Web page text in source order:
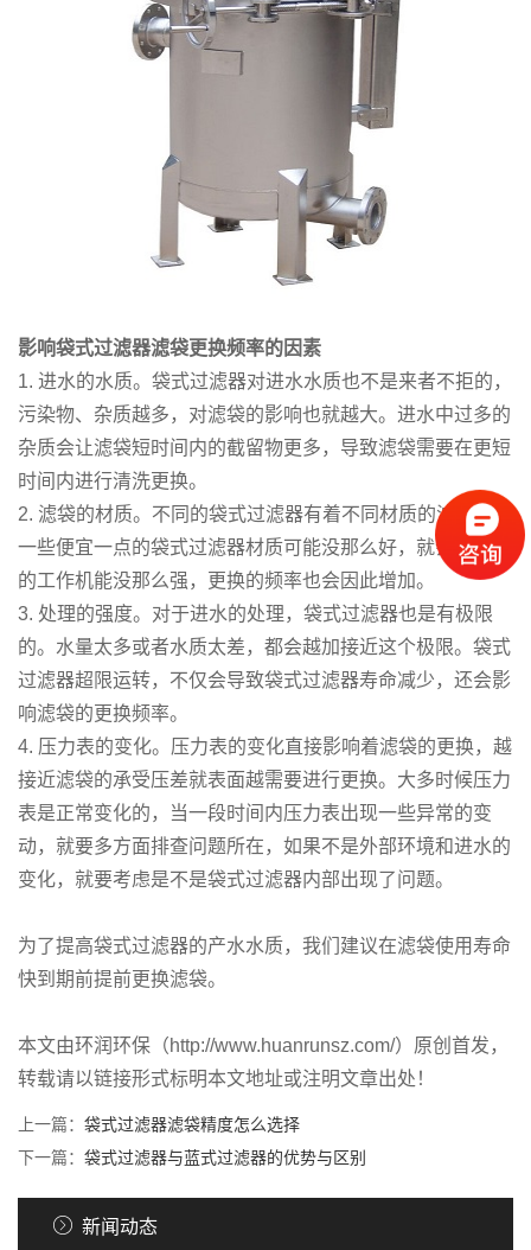
影响袋式过滤器滤袋更换频率的因素
1. 进水的水质。袋式过滤器对进水水质也不是来者不拒的，
污染物、杂质越多，对滤袋的影响也就越大。进水中过多的
杂质会让滤袋短时间内的截留物更多，导致滤袋需要在更短
时间内进行清洗更换。
2. 滤袋的材质。不同的袋式过滤器有着不同材质的滤袋，有
一些便宜一点的袋式过滤器材质可能没那么好，就会使滤袋
的工作机能没那么强，更换的频率也会因此增加。
3. 处理的强度。对于进水的处理，袋式过滤器也是有极限
的。水量太多或者水质太差，都会越加接近这个极限。袋式
过滤器超限运转，不仅会导致袋式过滤器寿命减少，还会影
响滤袋的更换频率。
4. 压力表的变化。压力表的变化直接影响着滤袋的更换，越
接近滤袋的承受压差就表面越需要进行更换。大多时候压力
表是正常变化的，当一段时间内压力表出现一些异常的变
动，就要多方面排查问题所在，如果不是外部环境和进水的
变化，就要考虑是不是袋式过滤器内部出现了问题。
为了提高袋式过滤器的产水水质，我们建议在滤袋使用寿命
快到期前提前更换滤袋。
本文由环润环保（http://www.huanrunsz.com/）原创首发，
转载请以链接形式标明本文地址或注明文章出处！
上一篇： 袋式过滤器滤袋精度怎么选择
下一篇： 袋式过滤器与蓝式过滤器的优势与区别
新闻动态